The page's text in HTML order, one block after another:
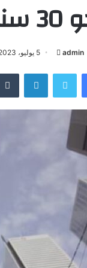
admin
أرسل
إلكترونيا
5 يوليو، 2023
فيسبوك تويتر لينكدإن